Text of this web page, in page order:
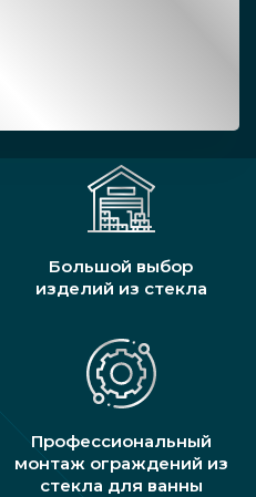
Большой выбор
изделий из стекла
Профессиональный
монтаж ограждений из
стекла для ванны